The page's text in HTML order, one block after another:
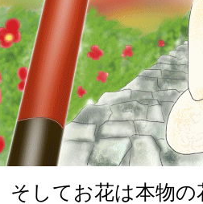
そしてお花は本物の